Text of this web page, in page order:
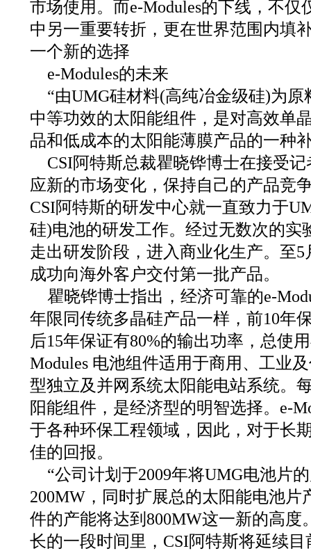
市场使用。而e-Modules的下线，不仅
中另一重要转折，更在世界范围内填
一个新的选择
e-Modules的未来
“由UMG硅材料(高纯冶金级硅)为
中等功效的太阳能组件，是对高效单
品和低成本的太阳能薄膜产品的一种
CSI阿特斯总裁瞿晓铧博士在接受
应新的市场变化，保持自己的产品竞
CSI阿特斯的研发中心就一直致力于
硅)电池的研发工作。经过无数次的实
走出研发阶段，进入商业化生产。至
成功向海外客户交付第一批产品。
瞿晓铧博士指出，经济可靠的e-
年限同传统多晶硅产品一样，前10年
后15年保证有80%的输出功率，总使
Modules 电池组件适用于商用、工业
型独立及并网系统太阳能电站系统。
阳能组件，是经济型的明智选择。e-
于各种环保工程领域，因此，对于长
佳的回报。
“公司计划于2009年将UMG电池片
200MW，同时扩展总的太阳能电池片
件的产能将达到800MW这一新的高度
长的一段时间里，CSI阿特斯将延续